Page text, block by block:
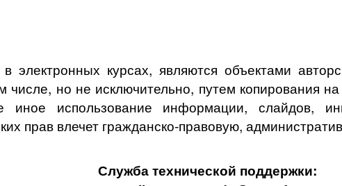
курсах, являются объектами
числе, но не исключительно, путем копирования
использование информации, слайдов,
прав влечет гражданско-правовую,
Служба технической поддержки: